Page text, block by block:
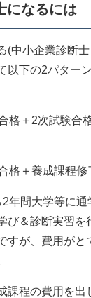
になるには
(中小企業診断
以下の2パター
格＋2次試験合
格＋養成課程修
年間大学等に通
び＆診断実習を
すが、費用がと
課程の費用を出